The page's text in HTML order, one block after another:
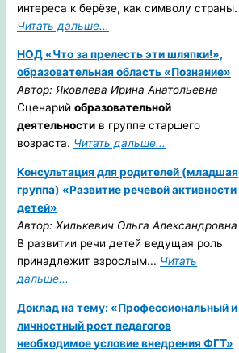
интереса к берёзе, как символу страны.
Читать дальше...
НОД «Что за прелесть эти шляпки!»,
образовательная область «Познание»
Автор: Яковлева Ирина Анатольевна
Сценарийобразовательной
деятельности в группе старшего
возраста. Читать дальше...
Консультация для родителей (младшая
группа) «Развитие речевой активности
детей»
Автор: Хилькевич Ольга Александровна
В развитии речи детей ведущая роль
принадлежит взрослым... Читать
дальше...
Доклад на тему: «Профессиональный и
личностный рост педагогов
необходимое условие внедрения ФГТ»